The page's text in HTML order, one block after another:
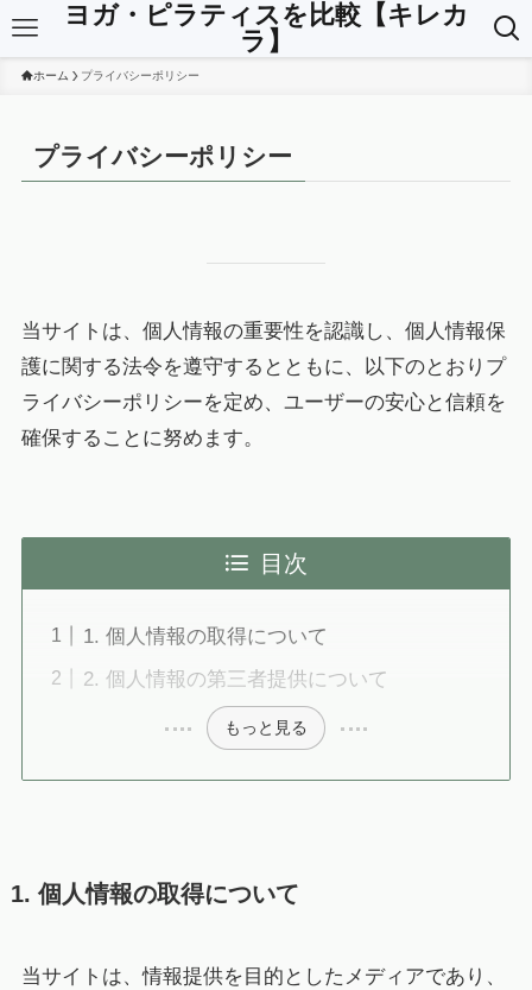
ヨガ・ピラティスを比較【キレカ
ラ】
ホーム プライバシーポリシー
プライバシーポリシー
当サイトは、個人情報の重要性を認識し、個人情報保
護に関する法令を遵守するとともに、以下のとおりプ
ライバシーポリシーを定め、ユーザーの安心と信頼を
確保することに努めます。
目次
1. 個人情報の取得について
2. 個人情報の第三者提供について
もっと見る
1. 個人情報の取得について
当サイトは、情報提供を目的としたメディアであり、